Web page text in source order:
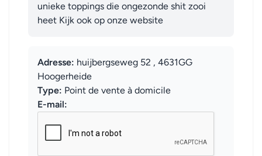
unieke toppings die ongezonde shit zooi
heet Kijk ook op onze website
Adresse: huijbergseweg 52 , 4631GG
Hoogerheide
Type: Point de vente à domicile
E-mail: